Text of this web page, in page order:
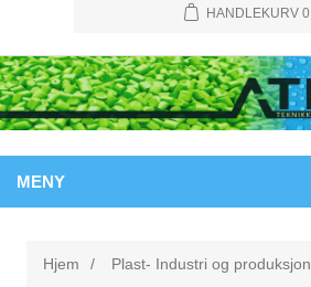
HANDLEKURV 0
MENY
Hjem / Plast- Industri og produksjon